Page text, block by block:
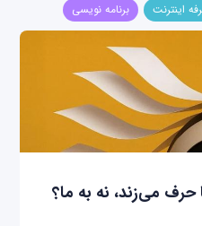
اینترنت برنامه نویسی
حرف می‌زند، نه به ما؟